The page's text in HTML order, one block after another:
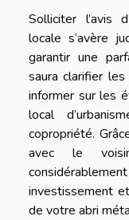
Solliciter l’avis
locale s’avère
garantir une
saura clarifier
informer sur les
local
copropriété.
avec le
investissement
de votre abri